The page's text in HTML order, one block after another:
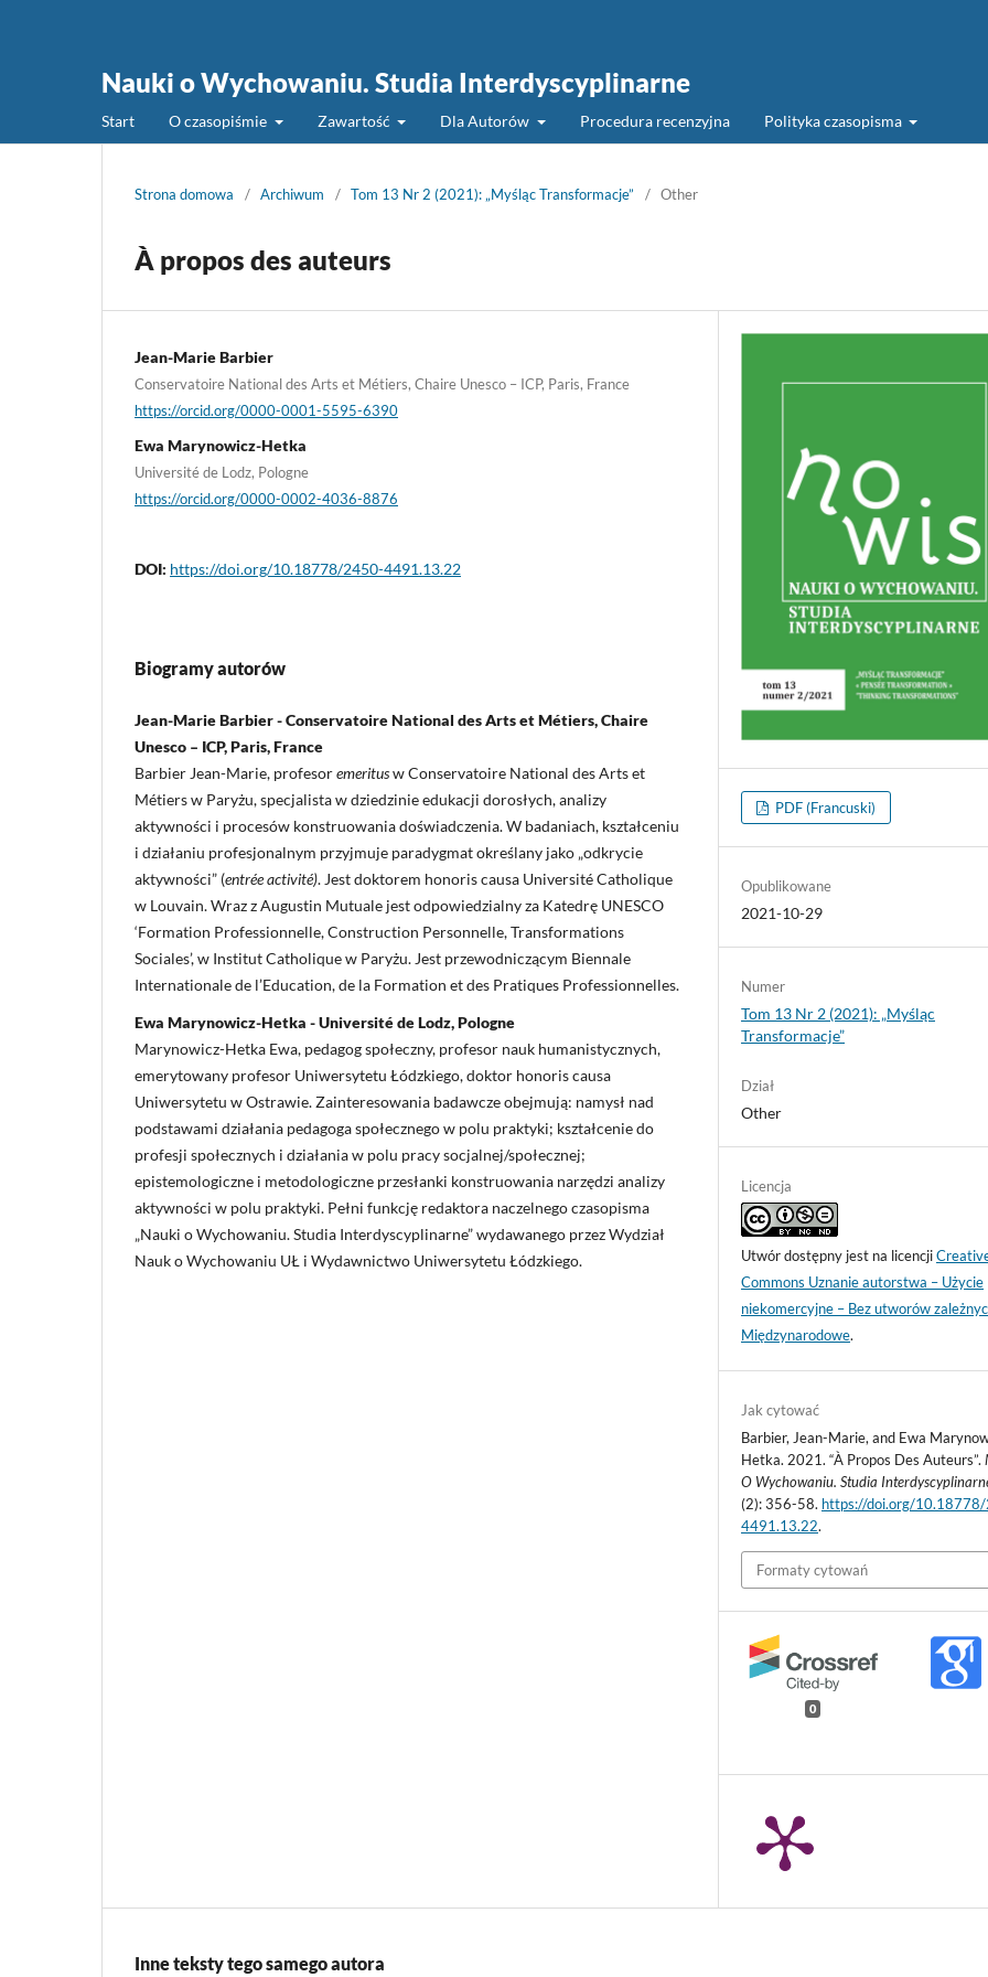
Nauki o Wychowaniu. Studia Interdyscyplinarne
Start O czasopiśmie Zawartość Dla Autorów Procedura recenzyjna Polityka czasopisma
Strona domowa / Archiwum / Tom 13 Nr 2 (2021): „Myśląc Transformacje” / Other
À propos des auteurs
Jean-Marie Barbier
Conservatoire National des Arts et Métiers, Chaire Unesco – ICP, Paris, France
https://orcid.org/0000-0001-5595-6390
Ewa Marynowicz-Hetka
Université de Lodz, Pologne
https://orcid.org/0000-0002-4036-8876
DOI: https://doi.org/10.18778/2450-4491.13.22
Biogramy autorów
Jean-Marie Barbier - Conservatoire National des Arts et Métiers, Chaire
Unesco – ICP, Paris, France
Barbier Jean-Marie, profesoremeritusw Conservatoire National des Arts et
Métiers w Paryżu, specjalista w dziedzinie edukacji dorosłych, analizy
aktywności i procesów konstruowania doświadczenia. W badaniach, kształceniu
i działaniu profesjonalnym przyjmuje paradygmat określany jako „odkrycie
aktywności” (entrée activité). Jest doktorem honoris causa Université Catholique
w Louvain. Wraz z Augustin Mutuale jest odpowiedzialny za Katedrę UNESCO
‘Formation Professionnelle, Construction Personnelle, Transformations
Sociales’, w Institut Catholique w Paryżu. Jest przewodniczącym Biennale
Internationale de l’Education, de la Formation et des Pratiques Professionnelles.
Ewa Marynowicz-Hetka - Université de Lodz, Pologne
Marynowicz-Hetka Ewa, pedagog społeczny, profesor nauk humanistycznych,
emerytowany profesor Uniwersytetu Łódzkiego, doktor honoris causa
Uniwersytetu w Ostrawie. Zainteresowania badawcze obejmują: namysł nad
podstawami działania pedagoga społecznego w polu praktyki; kształcenie do
profesji społecznych i działania w polu pracy socjalnej/społecznej;
epistemologiczne i metodologiczne przesłanki konstruowania narzędzi analizy
aktywności w polu praktyki. Pełni funkcję redaktora naczelnego czasopisma
„Nauki o Wychowaniu. Studia Interdyscyplinarne” wydawanego przez Wydział
Nauk o Wychowaniu UŁ i Wydawnictwo Uniwersytetu Łódzkiego.
PDF (Francuski)
Opublikowane
2021-10-29
Numer
Tom 13 Nr 2 (2021): „Myśląc
Transformacje”
Dział
Other
Licencja
Utwór dostępny jest na licencji
Commons Uznanie autorstwa – Użycie
niekomercyjne – Bez utworów
Międzynarodowe.
Jak cytować
Barbier, Jean-Marie, and Ewa
Hetka. 2021. “À Propos Des Auteurs”.
O Wychowaniu. Studia
(2): 356-58. https://doi.org/
4491.13.22.
Formaty cytowań
0
Inne teksty tego samego autora